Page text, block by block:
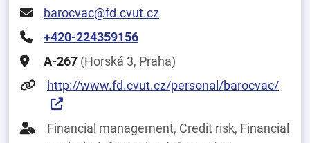
barocvac@fd.cvut.cz
+420-224359156
A-267 (Horská 3, Praha)
http://www.fd.cvut.cz/personal/barocvac/
Financial management, Credit risk, Financial